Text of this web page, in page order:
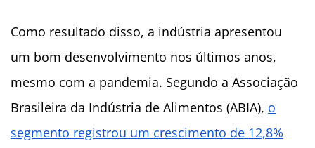
Como resultado disso, a indústria apresentou
um bom desenvolvimento nos últimos anos,
mesmo com a pandemia. Segundo a Associação
Brasileira da Indústria de Alimentos (ABIA), o
segmento registrou um crescimento de 12,8%